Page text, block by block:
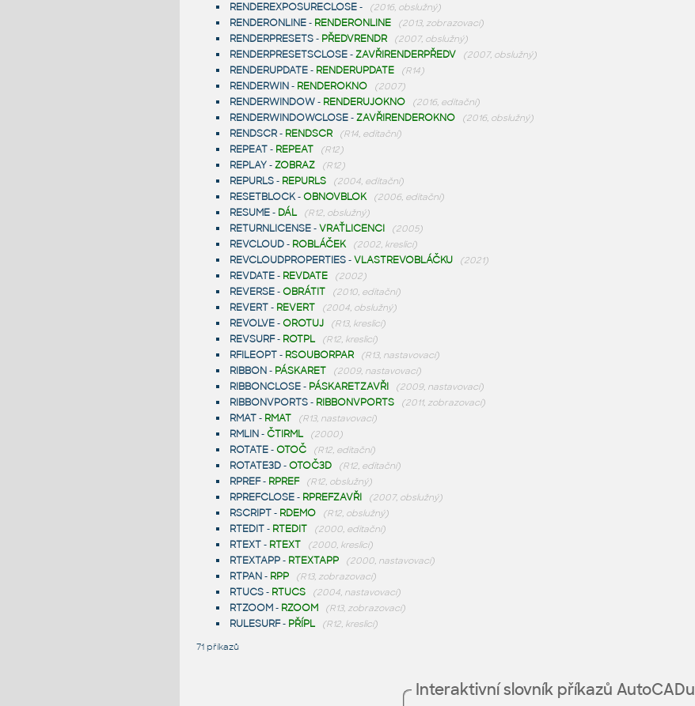
RENDEREXPOSURECLOSE- (2016, obslužný)
RENDERONLINE- RENDERONLINE (2013, zobrazovací)
RENDERPRESETS- PŘEDVRENDR (2007, obslužný)
RENDERPRESETSCLOSE-ZAVŘIRENDERPŘEDV (2007, obslužný)
RENDERUPDATE- RENDERUPDATE (R14)
RENDERWIN- RENDEROKNO (2007)
RENDERWINDOW- RENDERUJOKNO (2016, editační)
RENDERWINDOWCLOSE-ZAVŘIRENDEROKNO (2016, obslužný)
RENDSCR- RENDSCR (R14, editační)
REPEAT- REPEAT (R12)
REPLAY-ZOBRAZ (R12)
REPURLS- REPURLS (2004, editační)
RESETBLOCK-OBNOVBLOK (2006, editační)
RESUME- DÁL (R12, obslužný)
RETURNLICENSE-VRAŤLICENCI (2005)
REVCLOUD- ROBLÁČEK (2002, kreslicí)
REVCLOUDPROPERTIES-VLASTREVOBLÁČKU (2021)
REVDATE- REVDATE (2002)
REVERSE-OBRÁTIT (2010, editační)
REVERT- REVERT (2004, obslužný)
REVOLVE-OROTUJ (R13, kreslicí)
REVSURF- ROTPL (R12, kreslicí)
RFILEOPT- RSOUBORPAR (R13, nastavovací)
RIBBON- PÁSKARET (2009, nastavovací)
RIBBONCLOSE- PÁSKARETZAVŘI (2009, nastavovací)
RIBBONVPORTS- RIBBONVPORTS (2011, zobrazovací)
RMAT- RMAT (R13, nastavovací)
RMLIN-ČTIRML (2000)
ROTATE-OTOČ (R12, editační)
ROTATE3D-OTOČ3D (R12, editační)
RPREF- RPREF (R12, obslužný)
RPREFCLOSE- RPREFZAVŘI (2007, obslužný)
RSCRIPT- RDEMO (R12, obslužný)
RTEDIT- RTEDIT (2000, editační)
RTEXT- RTEXT (2000, kreslicí)
RTEXTAPP- RTEXTAPP (2000, nastavovací)
RTPAN- RPP (R13, zobrazovací)
RTUCS- RTUCS (2004, nastavovací)
RTZOOM- RZOOM (R13, zobrazovací)
RULESURF- PŘÍPL (R12, kreslicí)
71 příkazů
Interaktivní slovník příkazů AutoCADu